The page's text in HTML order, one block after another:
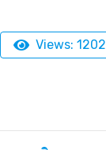
Views: 1202